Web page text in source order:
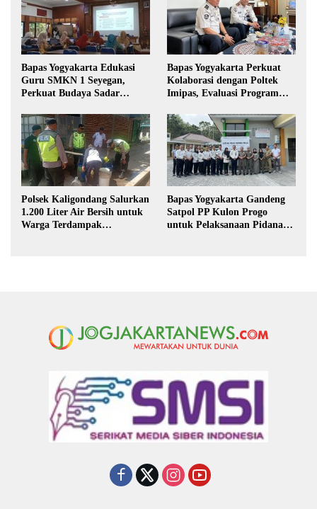
Bapas Yogyakarta Edukasi
Guru SMKN 1 Seyegan,
Perkuat Budaya Sadar
Bapas Yogyakarta Perkuat
Kolaborasi dengan Poltek
Imipas, Evaluasi Program
Polsek Kaligondang Salurkan
1.200 Liter Air Bersih untuk
Warga Terdampak
Bapas Yogyakarta Gandeng
Satpol PP Kulon Progo
untuk Pelaksanaan Pidana